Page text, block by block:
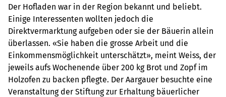
Der Hofladen war in der Region bekannt und beliebt.
Einige Interessenten wollten jedoch die
Direktvermarktung aufgeben oder sie der Bäuerin allein
überlassen. «Sie haben die grosse Arbeit und die
Einkommensmöglichkeit unterschätzt», meint Weiss, der
jeweils aufs Wochenende über 200 kg Brot und Zopf im
Holzofen zu backen pflegte. Der Aargauer besuchte eine
Veranstaltung der Stiftung zur Erhaltung bäuerlicher